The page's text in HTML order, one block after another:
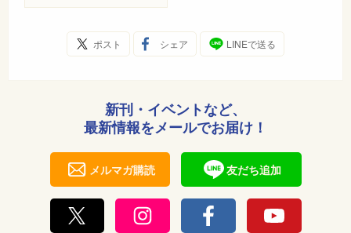
ポスト シェア LINEで送る
新刊・イベントなど、
最新情報をメールでお届け！
メルマガ購読 友だち追加